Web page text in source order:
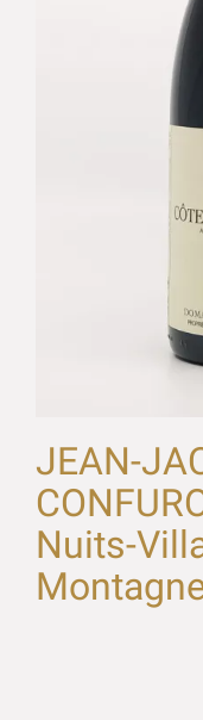
JEAN-
Nuits-